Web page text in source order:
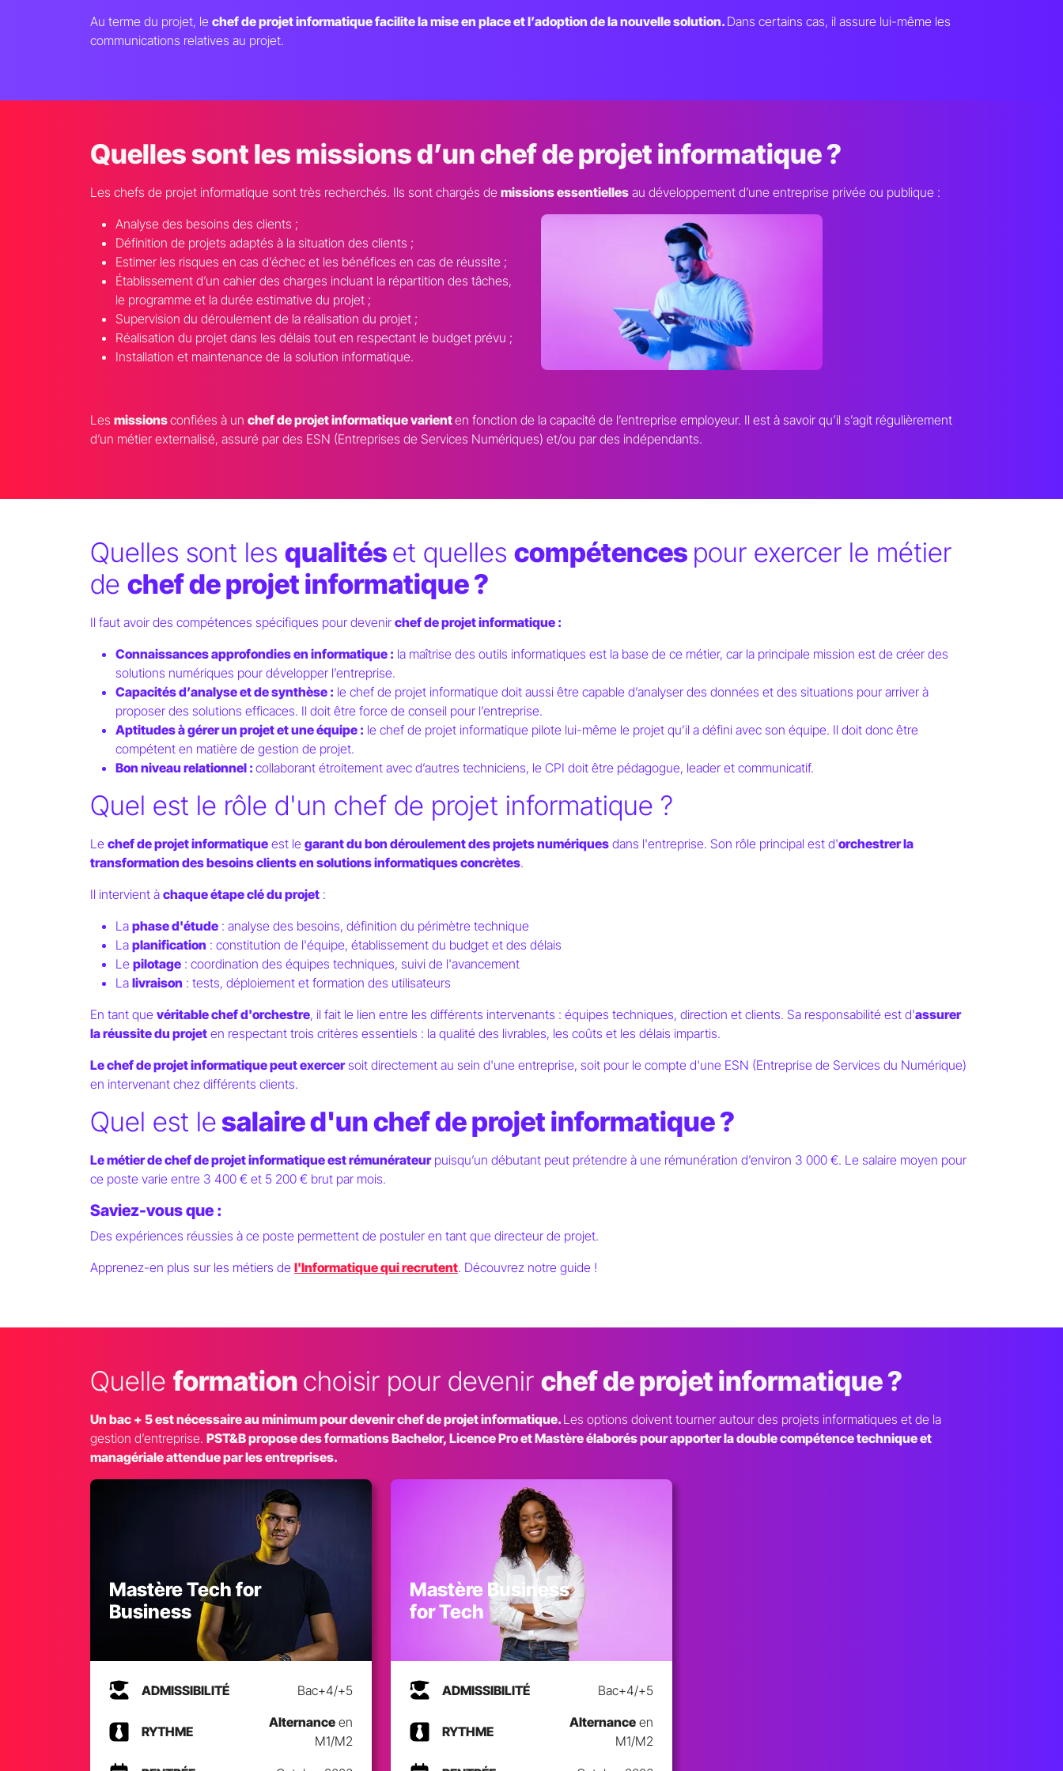
Au terme du projet, le chef de projet informatique facilite la mise en place et l’adoption de la nouvelle solution. Dans certains cas, il assure lui-même les
communications relatives au projet.
Quelles sont les missions d’un chef de projet informatique ?
Les chefs de projet informatique sont très recherchés. Ils sont chargés de missions essentielles au développement d’une entreprise privée ou publique :
Analyse des besoins des clients ;
Définition de projets adaptés à la situation des clients ;
Estimer les risques en cas d’échec et les bénéfices en cas de réussite ;
Établissement d’un cahier des charges incluant la répartition des tâches,
le programme et la durée estimative du projet ;
Supervision du déroulement de la réalisation du projet ;
Réalisation du projet dans les délais tout en respectant le budget prévu ;
Installation et maintenance de la solution informatique.
Les missionsconfiées à un chef de projet informatique varienten fonction de la capacité de l’entreprise employeur. Il est à savoir qu’il s’agit régulièrement
d’un métier externalisé, assuré par des ESN (Entreprises de Services Numériques) et/ou par des indépendants.
Quelles sont les qualitéset quelles compétences pour exercer le métier
de chef de projet informatique ?
Il faut avoir des compétences spécifiques pour devenir chef de projet informatique :
Connaissances approfondies en informatique : la maîtrise des outils informatiques est la base de ce métier, car la principale mission est de créer des
solutions numériques pour développer l’entreprise.
Capacités d’analyse et de synthèse : le chef de projet informatique doit aussi être capable d’analyser des données et des situations pour arriver à
proposer des solutions efficaces. Il doit être force de conseil pour l’entreprise.
Aptitudes à gérer un projet et une équipe : le chef de projet informatique pilote lui-même le projet qu’il a défini avec son équipe. Il doit donc être
compétent en matière de gestion de projet.
Bon niveau relationnel : collaborant étroitement avec d’autres techniciens, le CPI doit être pédagogue, leader et communicatif.
Quel est le rôle d'un chef de projet informatique ?
Le chef de projet informatique est le garant du bon déroulement des projets numériques dans l'entreprise. Son rôle principal est d'orchestrer la
transformation des besoins clients en solutions informatiques concrètes.
Il intervient à chaque étape clé du projet :
La phase d'étude : analyse des besoins, définition du périmètre technique
La planification : constitution de l'équipe, établissement du budget et des délais
Le pilotage : coordination des équipes techniques, suivi de l'avancement
La livraison : tests, déploiement et formation des utilisateurs
En tant que véritable chef d'orchestre, il fait le lien entre les différents intervenants : équipes techniques, direction et clients. Sa responsabilité est d'assurer
la réussite du projet en respectant trois critères essentiels : la qualité des livrables, les coûts et les délais impartis.
Le chef de projet informatique peut exercersoit directement au sein d'une entreprise, soit pour le compte d'une ESN (Entreprise de Services du Numérique)
en intervenant chez différents clients.
Quel est lesalaire d'un chef de projet informatique ?
Le métier de chef de projet informatique est rémunérateurpuisqu’un débutant peut prétendre à une rémunération d’environ 3 000 €. Le salaire moyen pour
ce poste varie entre 3 400 € et 5 200 € brut par mois.
Saviez-vous que :
Des expériences réussies à ce poste permettent de postuler en tant que directeur de projet.
Apprenez-en plus sur les métiers de l'Informatique qui recrutent. Découvrez notre guide !
Quelle formationchoisir pour devenir chef de projet informatique ?
Un bac + 5 est nécessaire au minimum pour devenir chef de projet informatique. Les options doivent tourner autour des projets informatiques et de la
gestion d’entreprise. PST&B propose des formations Bachelor, Licence Pro et Mastère élaborés pour apporter la double compétence technique et
managériale attendue par les entreprises.
Mastère Tech for
Business
ADMISSIBILITÉ Bac+4/+5
RYTHME
Alternance en
M1/M2
Mastère Business
for Tech
ADMISSIBILITÉ Bac+4/+5
RYTHME
Alternance en
M1/M2